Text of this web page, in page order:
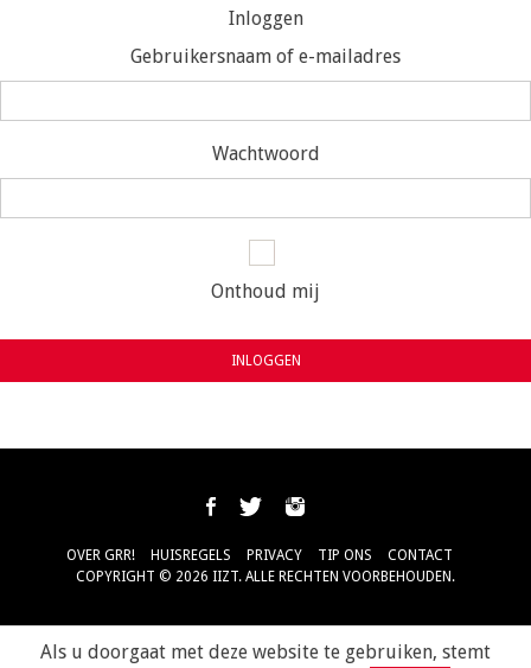
Inloggen
Gebruikersnaam of e-mailadres
Wachtwoord
Onthoud mij
INLOGGEN
OVER GRR! HUISREGELS PRIVACY TIP ONS
CONTACT
COPYRIGHT © 2026 IIZT. ALLE RECHTEN VOORBEHOUDEN.
Als u doorgaat met deze website te gebruiken, stemt